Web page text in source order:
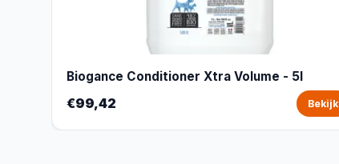
Biogance Conditioner Xtra Volume - 5l
€99,42 Bekijk